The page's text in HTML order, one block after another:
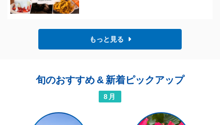
もっと見る
旬のおすすめ & 新着ピックアップ
8月